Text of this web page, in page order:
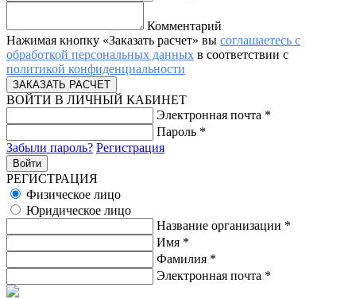
Комментарий
Нажимая кнопку «Заказать расчет» вы соглашаетесь с
обработкой персональных данных в соответствии с
политикой конфиденциальности
ВОЙТИ В ЛИЧНЫЙ КАБИНЕТ
Электронная почта *
Пароль *
Забыли пароль? Регистрация
РЕГИСТРАЦИЯ
Физическое лицо
Юридическое лицо
Название организации *
Имя *
Фамилия *
Электронная почта *